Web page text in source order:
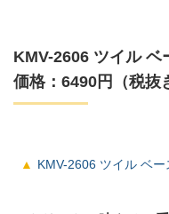
KMV-2606 ツイル ベ
価格：6490円（税抜
KMV-2606 ツイル ベ